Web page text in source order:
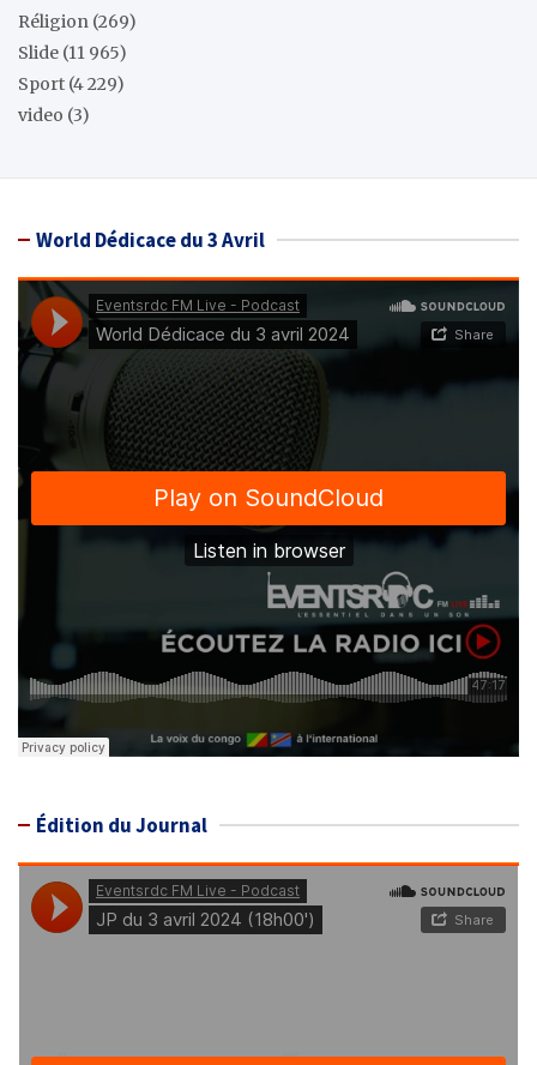
Réligion (269)
Slide (11 965)
Sport (4 229)
video (3)
World Dédicace du 3 Avril
Édition du Journal